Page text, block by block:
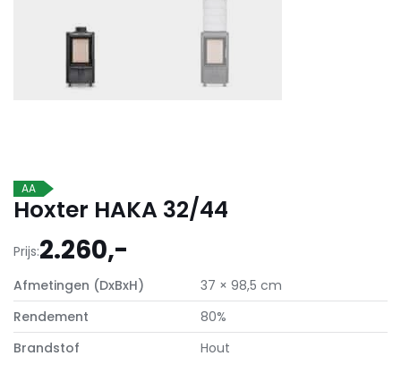
AA
Hoxter HAKA 32/44
Prijs:2.260,-
Afmetingen (DxBxH)
37 × 98,5 cm
Rendement
80%
Brandstof
Hout